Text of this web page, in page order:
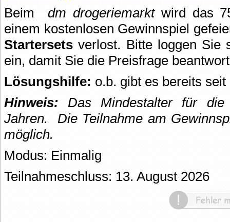
Beim dm drogeriemarktwird das
einem kostenlosen Gewinnspiel
Startersets verlost. Bitte loggen Sie
ein, damit Sie die Preisfrage
Lösungshilfe: o.b. gibt es bereits seit
Hinweis: Das Mindestalter für
Jahren.
Die Teilnahme am
möglich.
Modus: Einmalig
Teilnahmeschluss: 13. August 2026